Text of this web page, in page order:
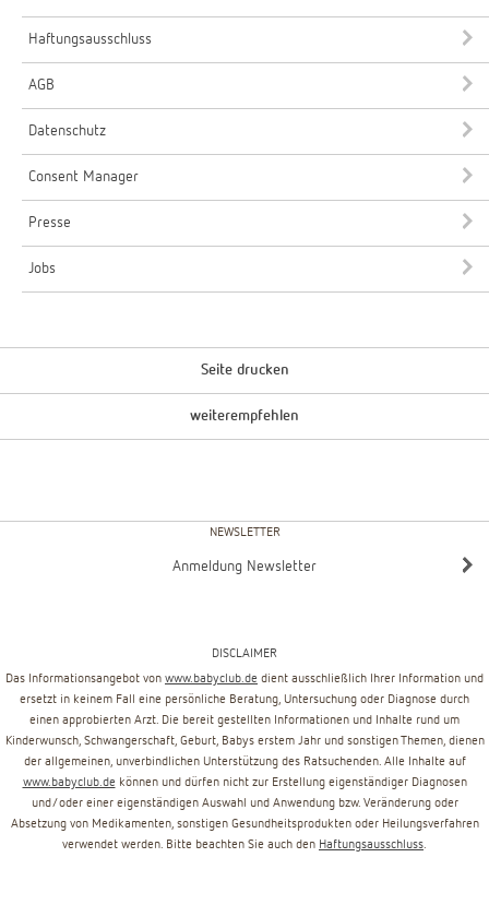
Haftungsausschluss
AGB
Datenschutz
Consent Manager
Presse
Jobs
Seite drucken
weiterempfehlen
NEWSLETTER
Anmeldung Newsletter
DISCLAIMER
Das Informationsangebot von www.babyclub.de dient ausschließlich Ihrer Information und
ersetzt in keinem Fall eine persönliche Beratung, Untersuchung oder Diagnose durch
einen approbierten Arzt. Die bereit gestellten Informationen und Inhalte rund um
Kinderwunsch, Schwangerschaft, Geburt, Babys erstem Jahr und sonstigen Themen, dienen
der allgemeinen, unverbindlichen Unterstützung des Ratsuchenden. Alle Inhalte auf
www.babyclub.de können und dürfen nicht zur Erstellung eigenständiger Diagnosen
und/oder einer eigenständigen Auswahl und Anwendung bzw. Veränderung oder
Absetzung von Medikamenten, sonstigen Gesundheitsprodukten oder Heilungsverfahren
verwendet werden. Bitte beachten Sie auch den Haftungsausschluss.